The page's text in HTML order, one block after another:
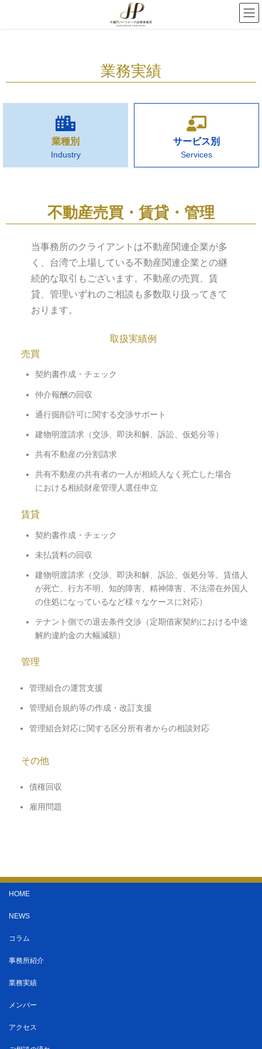
業務実績
業種別
Industry
サービス別
Services
不動産売買・賃貸・管理
当事務所のクライアントは不動産関連企業が多
く、台湾で上場している不動産関連企業との継
続的な取引もございます。不動産の売買、賃
貸、管理いずれのご相談も多数取り扱ってきて
おります。
取扱実績例
売買
契約書作成・チェック
仲介報酬の回収
通行掘削許可に関する交渉サポート
建物明渡請求（交渉、即決和解、訴訟、仮処分等）
共有不動産の分割請求
共有不動産の共有者の一人が相続人なく死亡した場合
における相続財産管理人選任申立
賃貸
契約書作成・チェック
未払賃料の回収
建物明渡請求（交渉、即決和解、訴訟、仮処分等。賃借人
が死亡、行方不明、知的障害、精神障害、不法滞在外国人
の住処になっているなど様々なケースに対応）
テナント側での退去条件交渉（定期借家契約における中途
解約違約金の大幅減額）
管理
管理組合の運営支援
管理組合規約等の作成・改訂支援
管理組合対応に関する区分所有者からの相談対応
その他
債権回収
雇用問題
HOME
NEWS
コラム
事務所紹介
業務実績
メンバー
アクセス